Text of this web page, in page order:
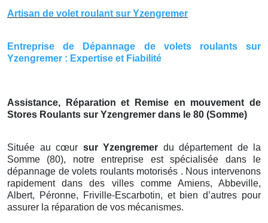
Artisan de volet roulant sur Yzengremer
Entreprise de Dépannage de volets roulants sur
Yzengremer : Expertise et Fiabilité
Assistance, Réparation et Remise en mouvement de
Stores Roulants sur Yzengremer dans le 80 (Somme)
Située au cœur sur Yzengremer du département de la
Somme (80), notre entreprise est spécialisée dans le
dépannage de volets roulants motorisés . Nous intervenons
rapidement dans des villes comme Amiens, Abbeville,
Albert, Péronne, Friville-Escarbotin, et bien d’autres pour
assurer la réparation de vos mécanismes.